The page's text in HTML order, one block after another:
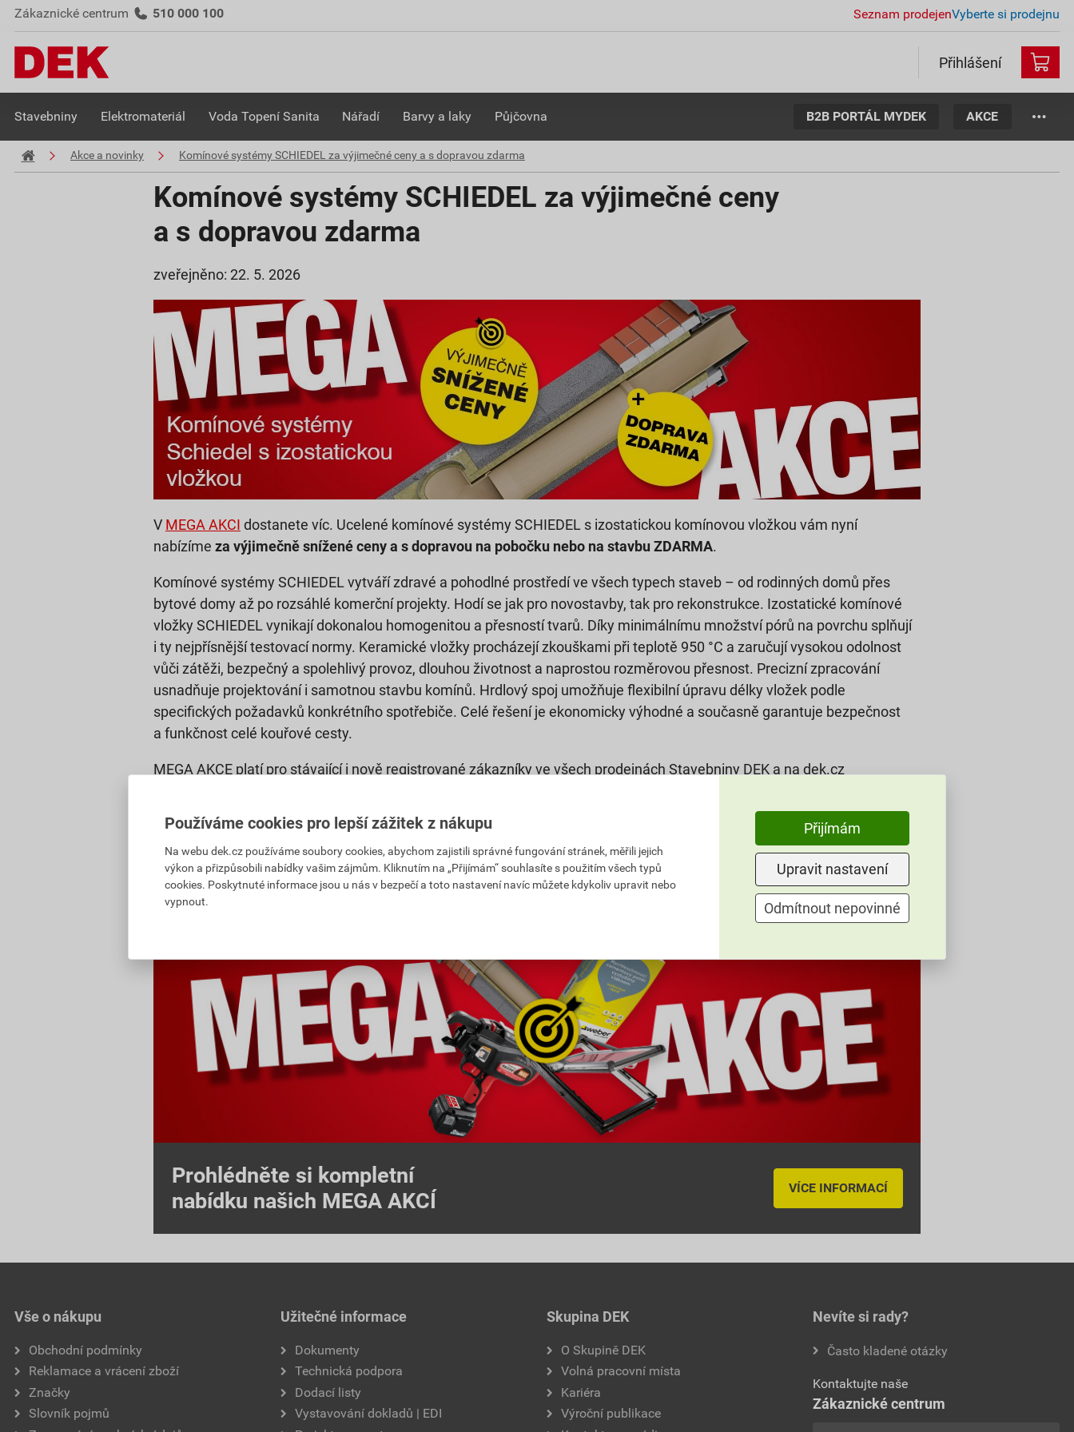
Zákaznické centrum 510 000 100 Seznam prodejenVyberte si prodejnu
Přihlášení
Stavebniny Elektromateriál Voda Topení Sanita Nářadí Barvy a laky Půjčovna B2B PORTÁL MYDEK AKCE
Akce a novinky Komínové systémy SCHIEDEL za výjimečné ceny a s dopravou zdarma
Komínové systémy SCHIEDEL za výjimečné ceny
a s dopravou zdarma
zveřejněno: 22. 5. 2026
V MEGA AKCI dostanete víc. Ucelené komínové systémy SCHIEDEL s izostatickou komínovou vložkou vám nyní
nabízíme za výjimečně snížené ceny a sdopravou na pobočku nebo na stavbu ZDARMA.
Komínové systémy SCHIEDEL vytváří zdravé a pohodlné prostředí ve všech typech staveb – od rodinných domů přes
bytové domy až po rozsáhlé komerční projekty. Hodí se jak pro novostavby, tak pro rekonstrukce. Izostatické komínové
vložky SCHIEDEL vynikají dokonalou homogenitou a přesností tvarů. Díky minimálnímu množství pórů na povrchu splňují
i ty nejpřísnější testovací normy. Keramické vložky procházejí zkouškami při teplotě 950 °C a zaručují vysokou odolnost
vůči zátěži, bezpečný a spolehlivý provoz, dlouhou životnost a naprostou rozměrovou přesnost. Precizní zpracování
usnadňuje projektování i samotnou stavbu komínů. Hrdlový spoj umožňuje flexibilní úpravu délky vložek podle
specifických požadavků konkrétního spotřebiče. Celé řešení je ekonomicky výhodné a současně garantuje bezpečnost
a funkčnost celé kouřové cesty.
MEGA AKCE platí pro stávající i nově registrované zákazníky ve všech prodejnách Stavebniny DEK a na dek.cz
Řadit podle: Doporučujeme Nejnižší ceny Nejvyšší ceny
Prohlédněte si kompletní
nabídku našich MEGA AKCÍ
VÍCE INFORMACÍ
Vše o nákupu
Obchodní podmínky
Reklamace a vrácení zboží
Značky
Slovník pojmů
Užitečné informace
Dokumenty
Technická podpora
Dodací listy
Vystavování dokladů | EDI
Skupina DEK
O Skupině DEK
Volná pracovní místa
Kariéra
Výroční publikace
Nevíte si rady?
Často kladené otázky
Kontaktujte naše
Zákaznické centrum
Používáme cookies pro lepší zážitek z nákupu
Na webu dek.cz používáme soubory cookies, abychom zajistili správné fungování stránek, měřili jejich
výkon a přizpůsobili nabídky vašim zájmům. Kliknutím na „Přijímám“ souhlasíte s použitím všech typů
cookies. Poskytnuté informace jsou u nás v bezpečí a toto nastavení navíc můžete kdykoliv upravit nebo
vypnout.
Přijímám
Upravit nastavení
Odmítnout nepovinné